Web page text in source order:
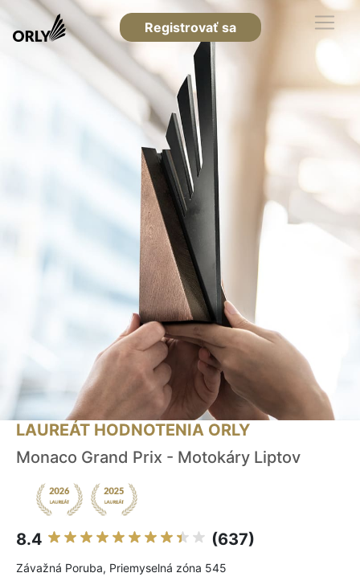
Registrovať sa
LAUREÁT HODNOTENIA ORLY
Monaco Grand Prix - Motokáry Liptov
8.4 (637)
Závažná Poruba, Priemyselná zóna 545